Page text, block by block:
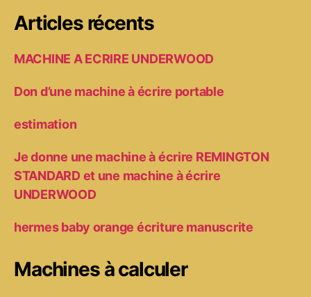
Articles récents
MACHINE A ECRIRE UNDERWOOD
Don d’une machine à écrire portable
estimation
Je donne une machine à écrire REMINGTON
STANDARD et une machine à écrire
UNDERWOOD
hermes baby orange écriture manuscrite
Machines à calculer